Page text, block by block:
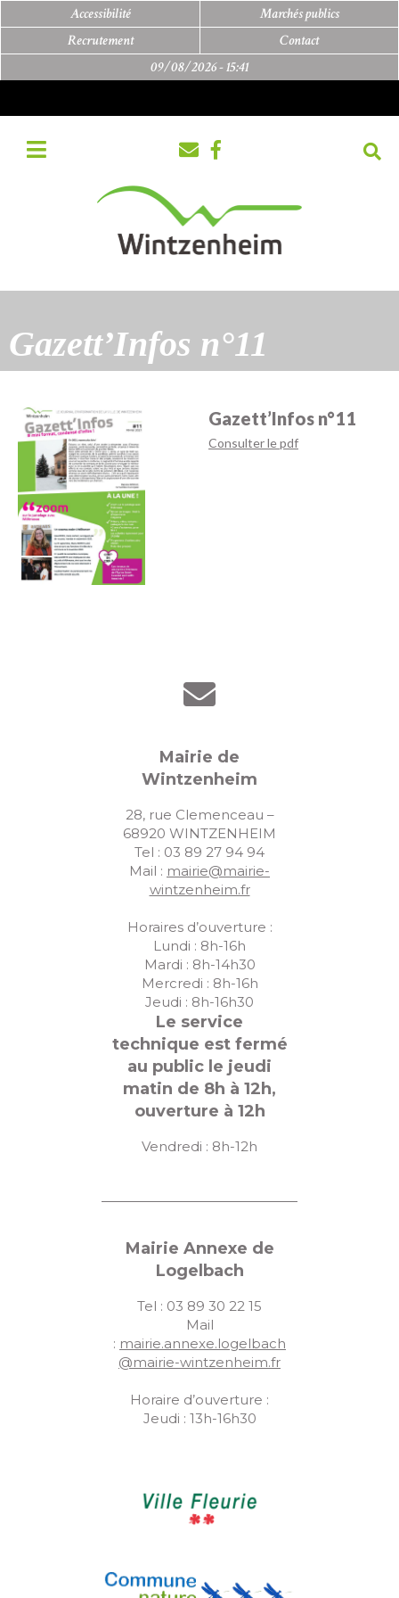
Accessibilité
Marchés publics
Recrutement
Contact
09/08/2026 -15:41
Gazett’Infos n°11
Gazett’Infos n°11
Consulter le pdf
Mairie de
Wintzenheim
28, rue Clemenceau –
68920 WINTZENHEIM
Tel : 03 89 27 94 94
Mail : mairie@mairie-
wintzenheim.fr
Horaires d’ouverture :
Lundi : 8h-16h
Mardi : 8h-14h30
Mercredi : 8h-16h
Jeudi : 8h-16h30
Le service
technique est fermé
au public le jeudi
matin de 8h à 12h,
ouverture à 12h
Vendredi : 8h-12h
Mairie Annexe de
Logelbach
Tel : 03 89 30 22 15
Mail
: mairie.annexe.logelbach
@mairie-wintzenheim.fr
Horaire d’ouverture :
Jeudi : 13h-16h30